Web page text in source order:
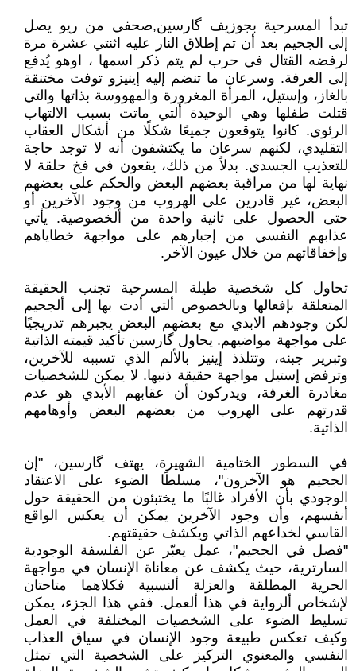
تبدأ المسرحية بجوزيف گارسين,صحفي من ريو يصل
إلى الجحيم بعد أن تم إطلاق النار عليه اثنتي عشرة مرة
لرفضه القتال في حرب لم يتم ذكر اسمها ، اوهو يُدفع
إلى الغرفة. وسرعان ما تنضم إليه إينيزو توفت مختنقة
بالغاز، وإستيل، المرأة المغرورة والمهووسة بذاتها والتي
قتلت طفلها وهي الوحيدة ألتي ماتت بسبب الالتهاب
الرئوي. كانوا يتوقعون جميعًا شكلًا من أشكال العقاب
التقليدي، لكنهم سرعان ما يكتشفون أنه لا توجد حاجة
للتعذيب الجسدي. بدلاً من ذلك، يقعون في فخ حلقة لا
نهاية لها من مراقبة بعضهم البعض والحكم على بعضهم
البعض، غير قادرين على الهروب من وجود الآخرين أو
حتى الحصول على ثانية واحدة من ألخصوصية. يأتي
عذابهم النفسي من إجبارهم على مواجهة خطاياهم
وإخفاقاتهم من خلال عيون الآخر.
تحاول كل شخصية طيلة المسرحية تجنب الحقيقة
المتعلقة بإفعالها وبالخصوص ألتي أدت بها إلى ألجحيم
لكن وجودهم الابدي مع بعضهم البعض يجبرهم تدريجيًا
على مواجهة مواضيهم. يحاول گارسين تأكيد قيمته الذاتية
وتبرير جبنه، وتتلذذ إينيز بالألم الذي تسببه للآخرين،
وترفض إستيل مواجهة حقيقة ذنبها. لا يمكن للشخصيات
مغادرة الغرفة، ويدركون أن عقابهم الأبدي هو عدم
قدرتهم على الهروب من بعضهم البعض وأوهامهم
الذاتية.
في السطور الختامية الشهيرة، يهتف گارسين، "إن
الجحيم هو الآخرون"، مسلطًا الضوء على الاعتقاد
الوجودي بأن الأفراد غالبًا ما يختبئون من الحقيقة حول
أنفسهم، وأن وجود الآخرين يمكن أن يعكس الواقع
القاسي لخداعهم الذاتي ويكشف حقيقتهم.
"فصل في الجحيم"، عمل يعبّر عن الفلسفة الوجودية
السارترية، حيث يكشف عن معاناة الإنسان في مواجهة
الحرية المطلقة والعزلة ألنسبية فكلاهما متاحتان
لإشخاص ألرواية في هذا ألعمل. ففي هذا الجزء، يمكن
تسليط الضوء على الشخصيات المختلفة في العمل
وكيف تعكس طبيعة وجود الإنسان في سياق العذاب
النفسي والمعنوي التركيز على الشخصية التي تمثل